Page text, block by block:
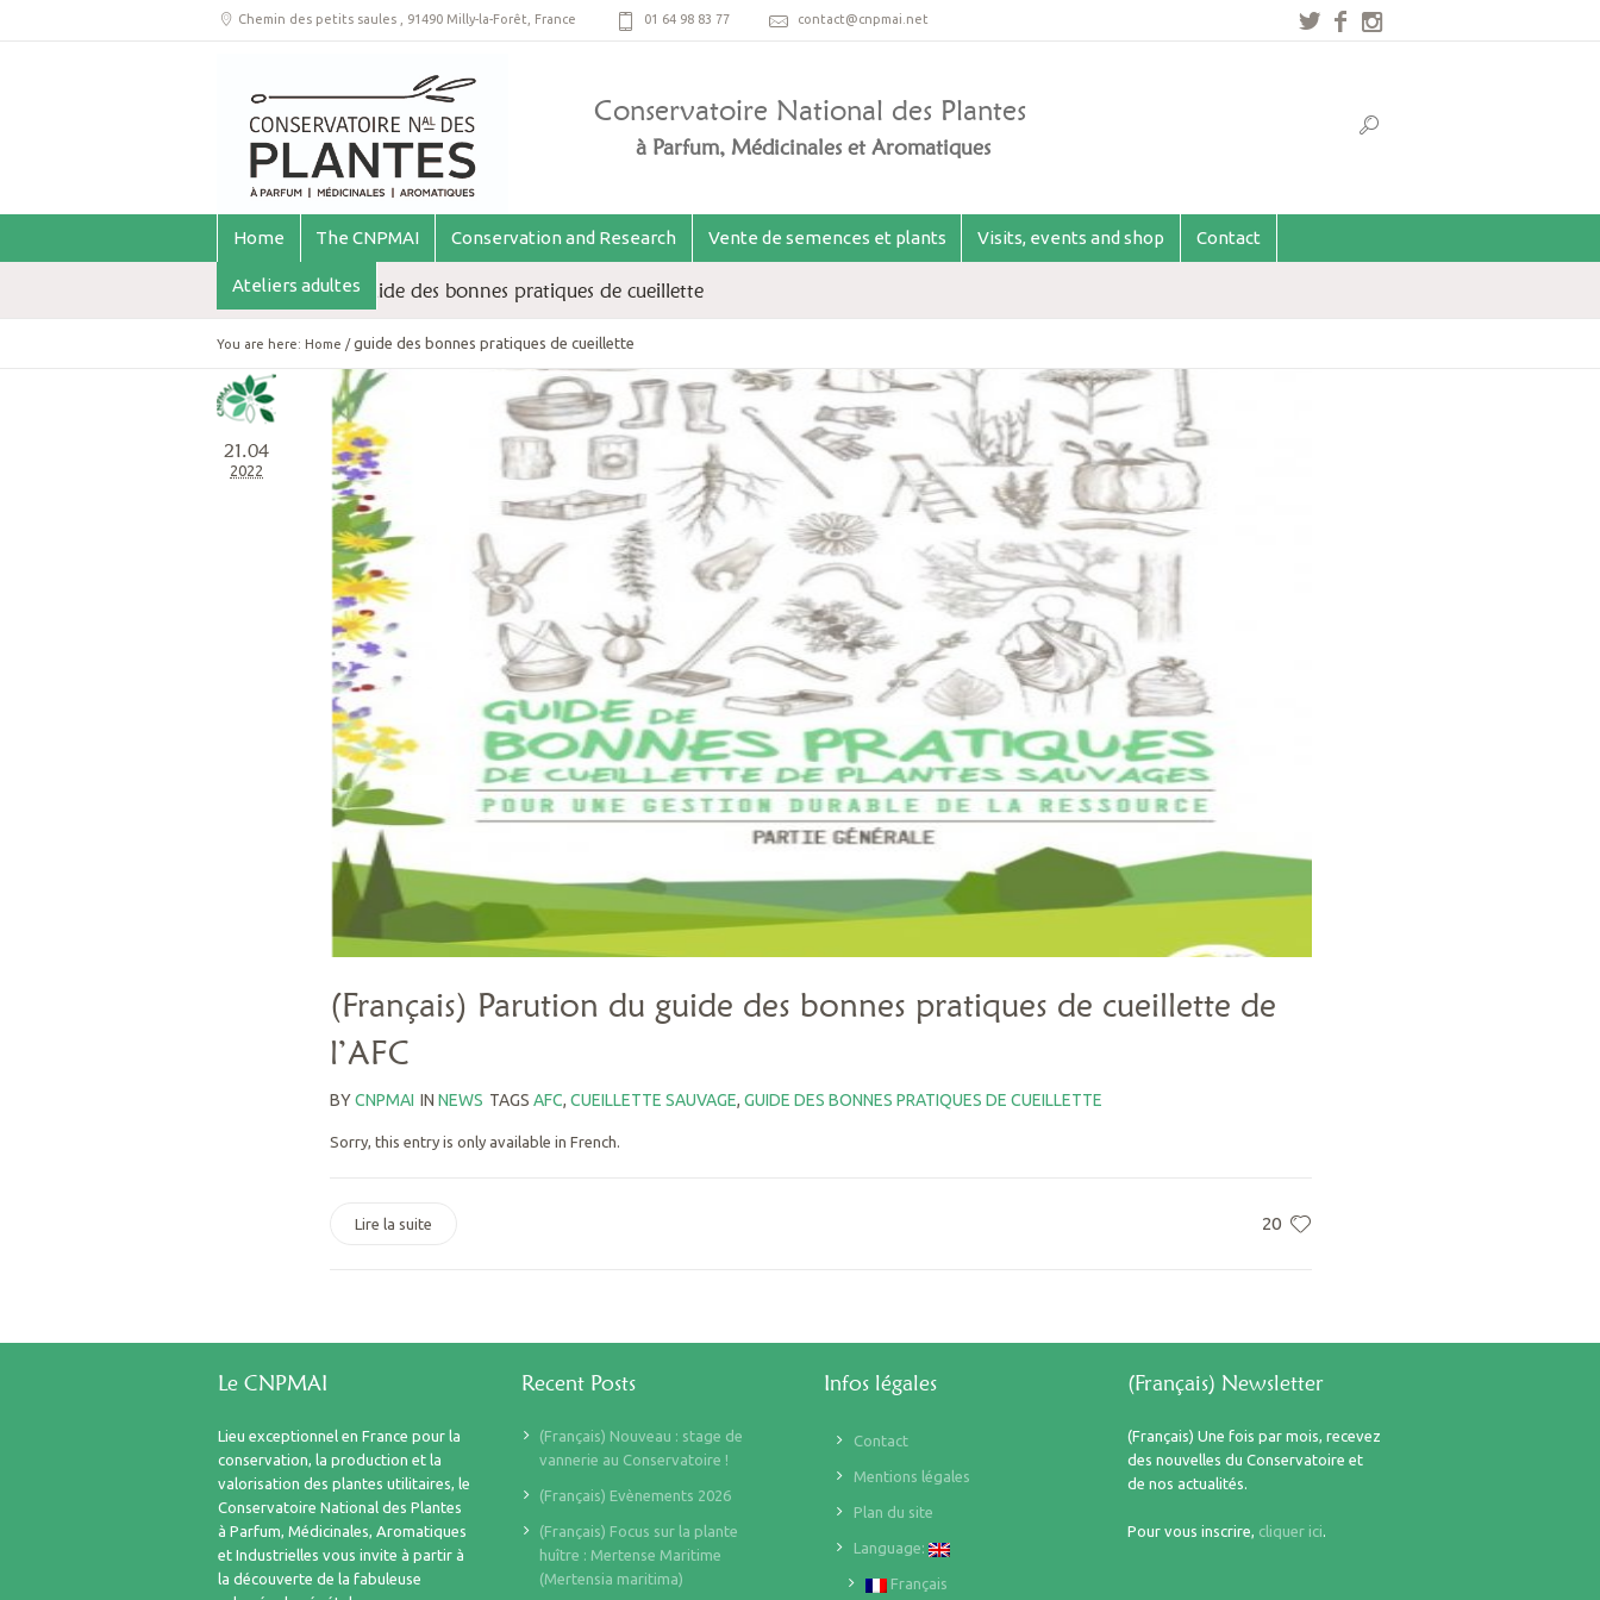
Chemin des petits saules , 91490 Milly-la-Forêt, France 01 64 98 83 77 contact@cnpmai.net
Conservatoire National des Plantes
à Parfum, Médicinales et Aromatiques
Home The CNPMAI Conservation and Research Vente de semences et plants Visits, events and shop Contact
Ateliers adultes
Archive for tag: guide des bonnes pratiques de cueillette
You are here: Home /guide des bonnes pratiques de cueillette
21.04
2022
(Français) Parution du guide des bonnes pratiques de cueillette de
l’AFC
BYCNPMAI IN NEWS TAGS AFC, CUEILLETTE SAUVAGE, GUIDE DES BONNES PRATIQUES DE CUEILLETTE
Sorry, this entry is only available in French.
20
Lire la suite
Le CNPMAI
Lieu exceptionnel en France pour la
conservation, la production et la
valorisation des plantes utilitaires, le
Conservatoire National des Plantes
à Parfum, Médicinales, Aromatiques
et Industrielles vous invite à partir à
la découverte de la fabuleuse
Recent Posts
(Français) Nouveau : stage de
vannerie au Conservatoire !
(Français) Evènements 2026
(Français) Focus sur la plante
huître : Mertense Maritime
(Mertensia maritima)
Infos légales
Contact
Mentions légales
Plan du site
Language:
Français
(Français) Newsletter
(Français) Une fois par mois, recevez
des nouvelles du Conservatoire et
de nos actualités.
Pour vous inscrire, cliquer ici.